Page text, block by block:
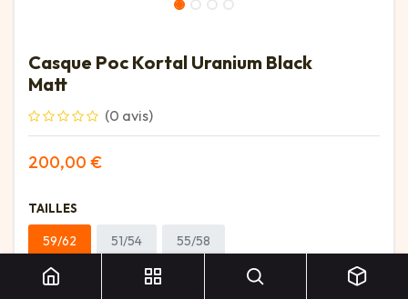
Casque Poc Kortal Uranium Black
Matt
(0 avis)
200,00 €
TAILLES
59/62 51/54 55/58